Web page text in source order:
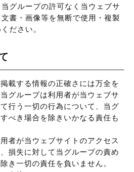
グループの許可なく当ウェブサ
書・画像等を無断で使用・複製
ださい。
載する情報の正確さには万全を
グループは利用者が当ウェブサ
行う一切の行為について、当グ
べき場合を除きいかなる責任も
者が当ウェブサイトのアクセス
損失に対して当グループの責め
き一切の責任を負いません。